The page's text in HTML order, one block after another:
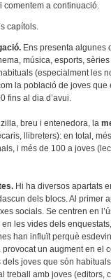
comentem a continuació.
capítols.
Ens presenta algunes
música, esports,
(especialment les
la població de joves
fins al dia d’avui.
breu i entenedora, la
llibreters): en total,
i més de 100 a joves
Hi ha diversos apartats
dels blocs. Al primer
socials. Se centren en
les vides dels
han influït perquè
un augment en el
joves que són
treball amb joves (editors,